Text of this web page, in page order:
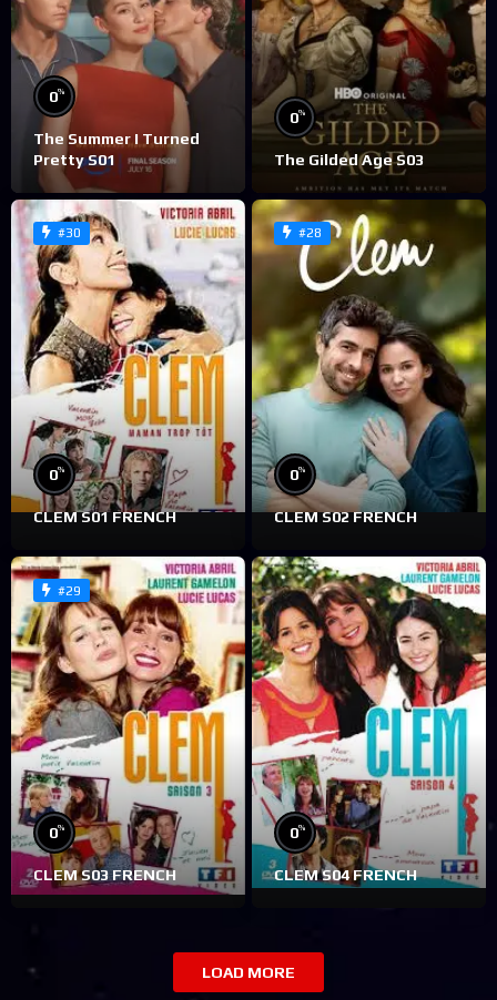
0%
The Summer I Turned
Pretty S01
0%
The Gilded Age S03
#30
0%
CLEM S01 FRENCH
#28
0%
CLEM S02 FRENCH
#29
0%
CLEM S03 FRENCH
0%
CLEM S04 FRENCH
LOAD MORE